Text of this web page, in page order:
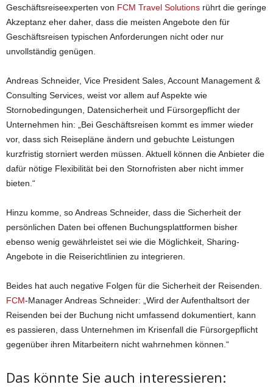
Geschäftsreiseexperten von FCM Travel Solutions rührt die geringe
Akzeptanz eher daher, dass die meisten Angebote den für
Geschäftsreisen typischen Anforderungen nicht oder nur
unvollständig genügen.
Andreas Schneider, Vice President Sales, Account Management &
Consulting Services, weist vor allem auf Aspekte wie
Stornobedingungen, Datensicherheit und Fürsorgepflicht der
Unternehmen hin: „Bei Geschäftsreisen kommt es immer wieder
vor, dass sich Reisepläne ändern und gebuchte Leistungen
kurzfristig storniert werden müssen. Aktuell können die Anbieter die
dafür nötige Flexibilität bei den Stornofristen aber nicht immer
bieten.“
Hinzu komme, so Andreas Schneider, dass die Sicherheit der
persönlichen Daten bei offenen Buchungsplattformen bisher
ebenso wenig gewährleistet sei wie die Möglichkeit, Sharing-
Angebote in die Reiserichtlinien zu integrieren.
Beides hat auch negative Folgen für die Sicherheit der Reisenden.
FCM-Manager Andreas Schneider: „Wird der Aufenthaltsort der
Reisenden bei der Buchung nicht umfassend dokumentiert, kann
es passieren, dass Unternehmen im Krisenfall die Fürsorgepflicht
gegenüber ihren Mitarbeitern nicht wahrnehmen können.“
Das könnte Sie auch interessieren: